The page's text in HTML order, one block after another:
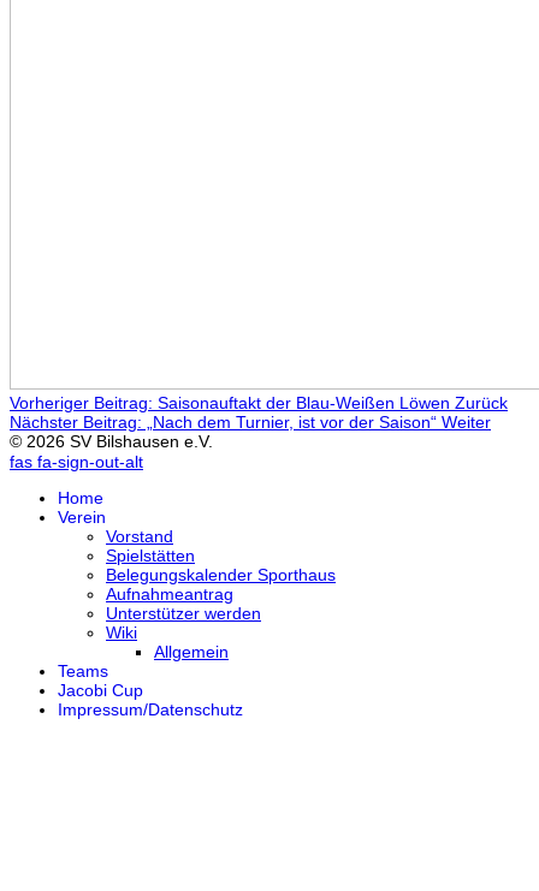
Vorheriger Beitrag: Saisonauftakt der Blau-Weißen Löwen Zurück
Nächster Beitrag: „Nach dem Turnier, ist vor der Saison“ Weiter
© 2026 SV Bilshausen e.V.
fas fa-sign-out-alt
Home
Verein
Vorstand
Spielstätten
Belegungskalender Sporthaus
Aufnahmeantrag
Unterstützer werden
Wiki
Allgemein
Teams
Jacobi Cup
Impressum/Datenschutz